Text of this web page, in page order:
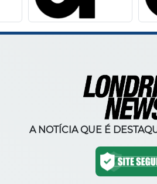
A NOTÍCIA QUE É